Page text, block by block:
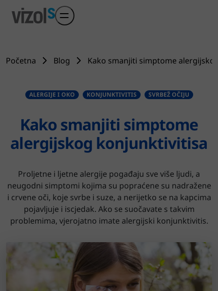
Početna Blog Kako smanjiti simptome
ALERGIJE I OKO KONJUNKTIVITIS SVRBEŽ OČIJU
Kako smanjiti simptome
alergijskog konjunktivitisa
Proljetne i ljetne alergije pogađaju sve više ljudi, a
neugodni simptomi kojima su popraćene su nadražene
i crvene oči, koje svrbe i suze, a nerijetko se na kapcima
pojavljuje i iscjedak. Ako se suočavate s takvim
problemima, vjerojatno imate alergijski konjunktivitis.